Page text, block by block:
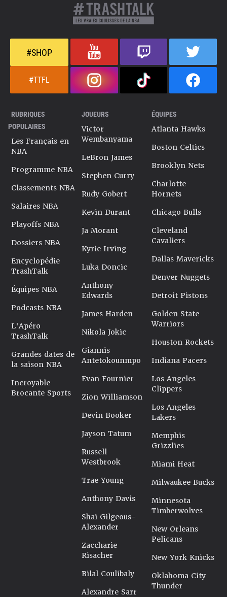
#SHOP
#TTFL
RUBRIQUES
POPULAIRES
Les Français en
NBA
Programme NBA
Classements NBA
Salaires NBA
Playoffs NBA
Dossiers NBA
Encyclopédie
TrashTalk
Équipes NBA
Podcasts NBA
L'Apéro
TrashTalk
Grandes dates de
la saison NBA
Incroyable
Brocante Sports
JOUEURS
Victor
Wembanyama
LeBron James
Stephen Curry
Rudy Gobert
Kevin Durant
Ja Morant
Kyrie Irving
Luka Doncic
Anthony
Edwards
James Harden
Nikola Jokic
Giannis
Antetokounmpo
Evan Fournier
Zion Williamson
Devin Booker
Jayson Tatum
Russell
Westbrook
Trae Young
Anthony Davis
Shai Gilgeous-
Alexander
Zaccharie
Risacher
Bilal Coulibaly
Alexandre Sarr
ÉQUIPES
Atlanta Hawks
Boston Celtics
Brooklyn Nets
Charlotte
Hornets
Chicago Bulls
Cleveland
Cavaliers
Dallas Mavericks
Denver Nuggets
Detroit Pistons
Golden State
Warriors
Houston Rockets
Indiana Pacers
Los Angeles
Clippers
Los Angeles
Lakers
Memphis
Grizzlies
Miami Heat
Milwaukee Bucks
Minnesota
Timberwolves
New Orleans
Pelicans
New York Knicks
Oklahoma City
Thunder